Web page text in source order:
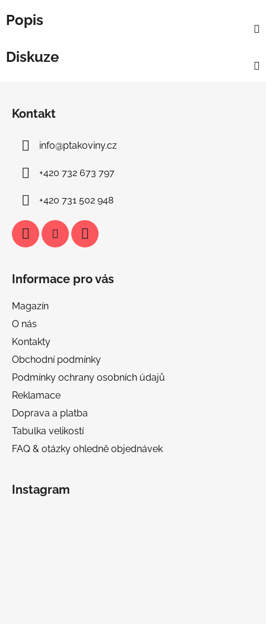
Popis
Diskuze
Kontakt
info@ptakoviny.cz
+420 732 673 797
+420 731 502 948
Informace pro vás
Magazín
O nás
Kontakty
Obchodní podmínky
Podmínky ochrany osobních údajů
Reklamace
Doprava a platba
Tabulka velikostí
FAQ & otázky ohledně objednávek
Instagram